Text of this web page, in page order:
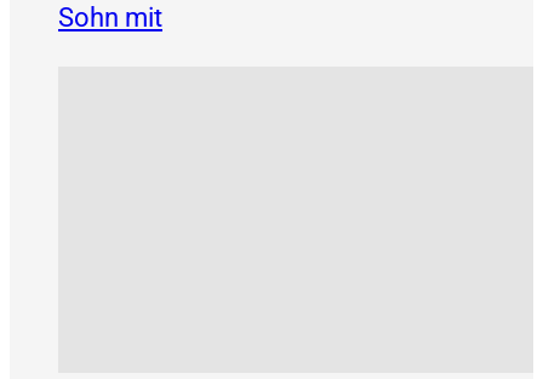
Sohn mit